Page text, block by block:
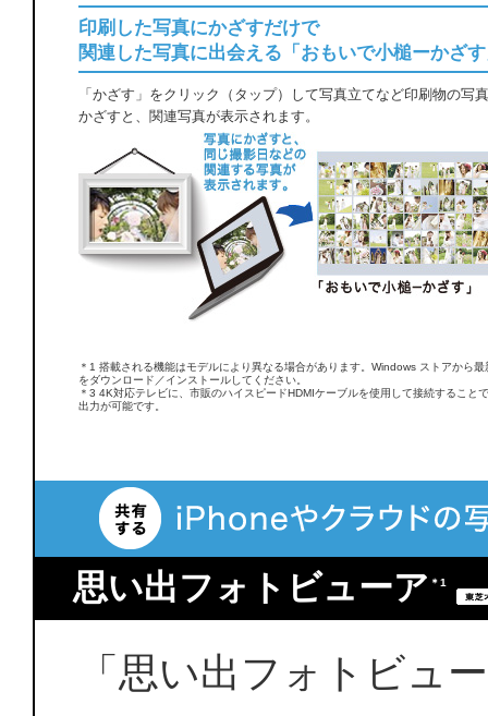
印刷した写真にかざすだけで
関連した写真に出会える「おもいで小槌ーかざ
「かざす」をクリック（タップ）して写真立てなど印刷物の写
かざすと、関連写真が表示されます。
＊1 搭載される機能はモデルにより異なる場合があります。Windows ストアから最
をダウンロード／インストールしてください。
＊3 4K対応テレビに、市販のハイスピードHDMIケーブルを使用して接続すること
出力が可能です。
思い出フォトビューア ＊1
「思い出フォトビュ